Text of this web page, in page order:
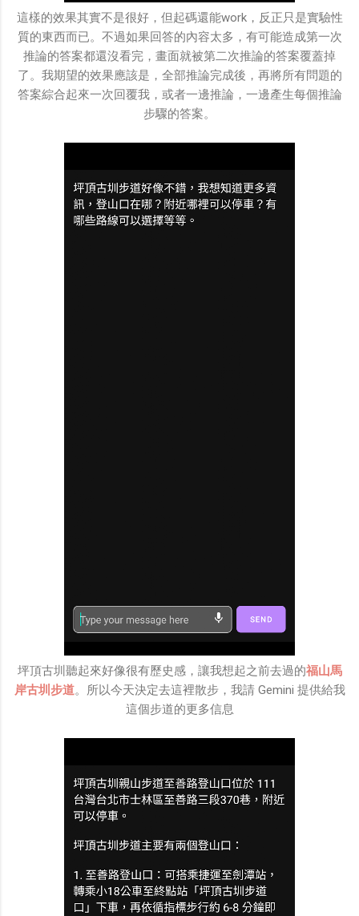
這樣的效果其實不是很好，但起碼還能work，反正只是實驗性
質的東西而已。不過如果回答的內容太多，有可能造成第一次
推論的答案都還沒看完，畫面就被第二次推論的答案覆蓋掉
了。我期望的效果應該是，全部推論完成後，再將所有問題的
答案綜合起來一次回覆我，或者一邊推論，一邊產生每個推論
步驟的答案。
坪頂古圳聽起來好像很有歷史感，讓我想起之前去過的福山馬
岸古圳步道。所以今天決定去這裡散步，我請 Gemini 提供給我
這個步道的更多信息